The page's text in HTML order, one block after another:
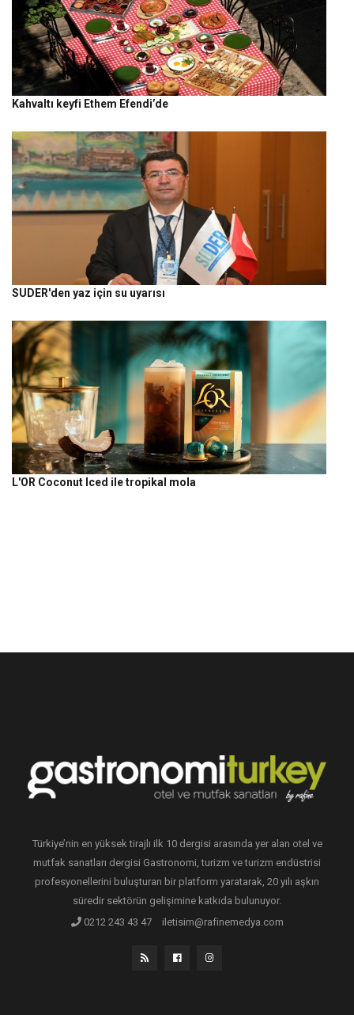
Kahvaltı keyfi Ethem Efendi’de
SUDER'den yaz için su uyarısı
L'OR Coconut Iced ile tropikal mola
Türkiye’nin en yüksek tirajlı ilk 10 dergisi arasında yer alan otel ve
mutfak sanatları dergisi Gastronomi, turizm ve turizm endüstrisi
profesyonellerini buluşturan bir platform yaratarak, 20 yılı aşkın
süredir sektörün gelişimine katkıda bulunuyor.
0212 243 43 47
iletisim@rafinemedya.com